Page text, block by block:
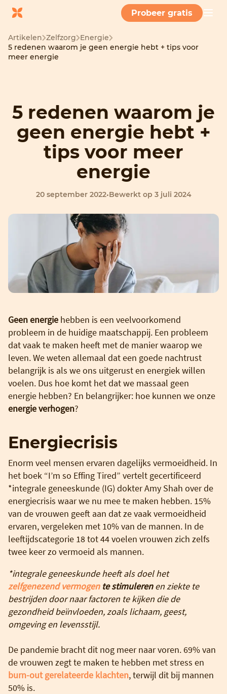
Probeer gratis
Artikelen Zelfzorg Energie
5 redenen waarom je geen energie hebt + tips voor
meer energie
5 redenen waarom je
geen energie hebt +
tips voor meer
energie
20 september 2022•Bewerkt op 3 juli 2024
Geen energie hebben is een veelvoorkomend
probleem in de huidige maatschappij. Een probleem
dat vaak te maken heeft met de manier waarop we
leven. We weten allemaal dat een goede nachtrust
belangrijk is als we ons uitgerust en energiek willen
voelen. Dus hoe komt het dat we massaal geen
energie hebben? En belangrijker: hoe kunnen we onze
energie verhogen?
Energiecrisis
Enorm veel mensen ervaren dagelijks vermoeidheid. In
het boek “I’m so Effing Tired” vertelt gecertificeerd
*integrale geneeskunde (IG) dokter Amy Shah over de
energiecrisis waar we nu mee te maken hebben. 15%
van de vrouwen geeft aan dat ze vaak vermoeidheid
ervaren, vergeleken met 10% van de mannen. In de
leeftijdscategorie 18 tot 44 voelen vrouwen zich zelfs
twee keer zo vermoeid als mannen.
*integrale geneeskunde heeft als doel het
zelfgenezend vermogen te stimulerenen ziekte te
bestrijden door naar factoren te kijken die de
gezondheid beïnvloeden, zoals lichaam, geest,
omgeving en levensstijl.
De pandemie bracht dit nog meer naar voren. 69% van
de vrouwen zegt te maken te hebben met stress en
burn-out gerelateerde klachten, terwijl dit bij mannen
50% is.